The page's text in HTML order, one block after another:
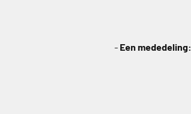
- Een mededeling: